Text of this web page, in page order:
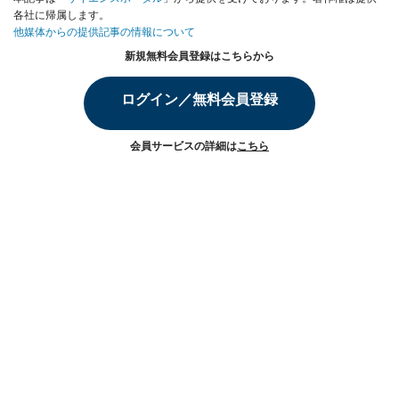
各社に帰属します。
他媒体からの提供記事の情報について
新規無料会員登録はこちらから
ログイン／無料会員登録
会員サービスの詳細はこちら